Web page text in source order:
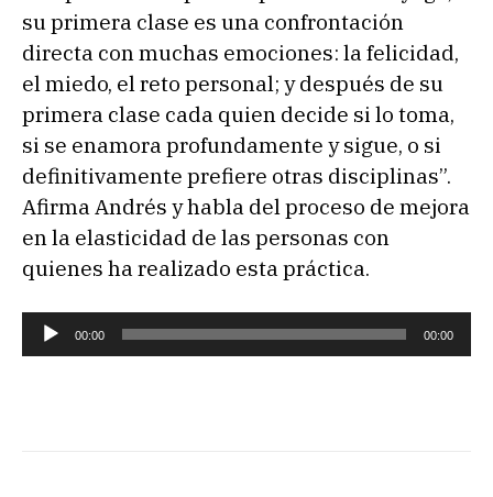
su primera clase es una confrontación
directa con muchas emociones: la felicidad,
el miedo, el reto personal; y después de su
primera clase cada quien decide si lo toma,
si se enamora profundamente y sigue, o si
definitivamente prefiere otras disciplinas”.
Afirma Andrés y habla del proceso de mejora
en la elasticidad de las personas con
quienes ha realizado esta práctica.
e
00:00 00:00